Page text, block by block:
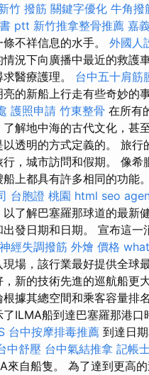
竹 撥筋 關鍵字優化 牛角撥
ptt 新竹推拿整骨推薦 嘉
不祥信息的水手。 外國人
況下向廣播中最近的救護
醫療護理。 台中五十肩筋
的新船上行走有些奇妙的
護照申請 竹東整骨 在所有
解地中海的古代文化，甚
透明的方式定義的。 旅
，城市訪問和假期。 像
上都具有許多相同的功能。
台胞證 桃園 html seo
了解巴塞羅那球道的最新
發日期和日期。 宣布這
經失調撥筋 外燴 價格
場，該行業最好提供全球
新的技術先進的巡航船更
據其總空間和乘客容量
ILMA船到達巴塞羅那港口
台中按摩排毒推薦 到達日
中舒壓 台中氣結推拿 記帳
來自船隻。 為了達到更高